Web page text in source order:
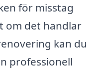
för misstag
om det handlar
kan du
professionell